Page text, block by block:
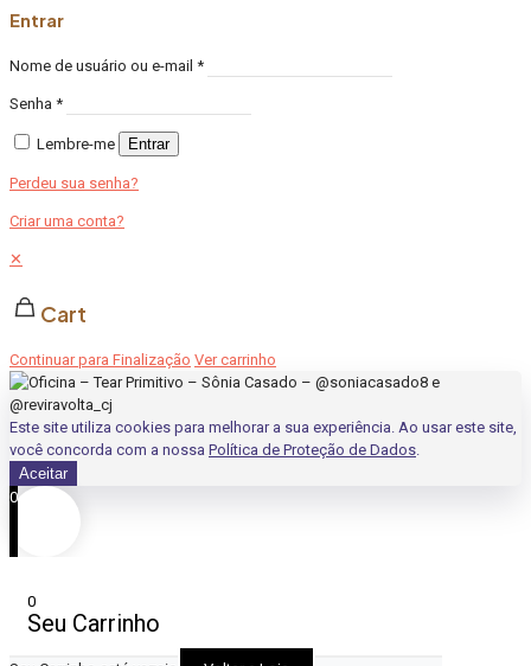
Entrar
Nome de usuário ou e-mail *
Senha *
Lembre-me Entrar
Perdeu sua senha?
Criar uma conta?
✕
Cart
Continuar para Finalização Ver carrinho
Este site utiliza cookies para melhorar a sua experiência. Ao usar este site,
você concorda com a nossa Política de Proteção de Dados.
Aceitar
0
0
Seu Carrinho